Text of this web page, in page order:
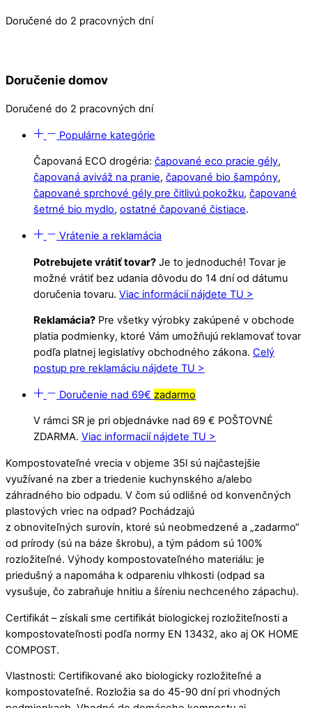
Doručené do 2 pracovných dní
Doručenie domov
Doručené do 2 pracovných dní
Populárne kategórie
Čapovaná ECO drogéria: čapované eco pracie gély,
čapovaná aviváž na pranie, čapované bio šampóny,
čapované sprchové gély pre čitlivú pokožku, čapované
šetrné bio mydlo, ostatné čapované čistiace.
Vrátenie a reklamácia
Potrebujete vrátiť tovar? Je to jednoduché! Tovar je
možné vrátiť bez udania dôvodu do 14 dní od dátumu
doručenia tovaru. Viac informácií nájdete TU >
Reklamácia? Pre všetky výrobky zakúpené v obchode
platia podmienky, ktoré Vám umožňujú reklamovať tovar
podľa platnej legislatívy obchodného zákona. Celý
postup pre reklamáciu nájdete TU >
Doručenie nad 69€zadarmo
V rámci SR je pri objednávke nad 69 € POŠTOVNÉ
ZDARMA. Viac informacií nájdete TU >
Kompostovateľné vrecia v objeme 35l sú najčastejšie
využívané na zber a triedenie kuchynského a/alebo
záhradného bio odpadu. V čom sú odlišné od konvenčných
plastových vriec na odpad? Pochádzajú
z obnoviteľných surovín, ktoré sú neobmedzené a „zadarmo“
od prírody (sú na báze škrobu), a tým pádom sú 100%
rozložiteľné. Výhody kompostovateľného materiálu: je
priedušný a napomáha k odpareniu vlhkosti (odpad sa
vysušuje, čo zabraňuje hnitiu a šíreniu nechceného zápachu).
Certifikát – získali sme certifikát biologickej rozložiteľnosti a
kompostovateľnosti podľa normy EN 13432, ako aj OK HOME
COMPOST.
Vlastnosti: Certifikované ako biologicky rozložiteľné a
kompostovateľné. Rozložia sa do 45-90 dní pri vhodných